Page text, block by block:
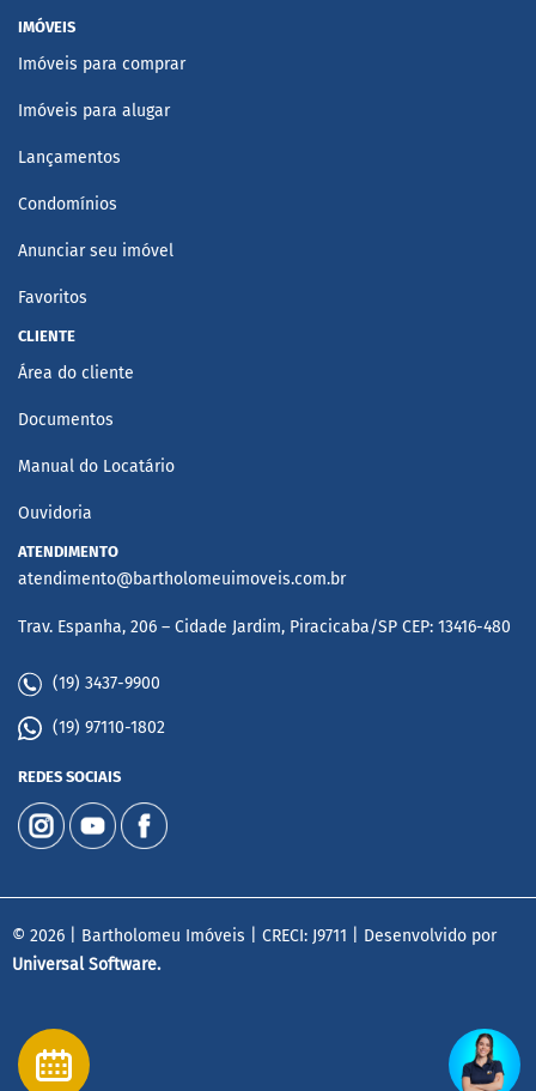
IMÓVEIS
Imóveis para comprar
Imóveis para alugar
Lançamentos
Condomínios
Anunciar seu imóvel
Favoritos
CLIENTE
Área do cliente
Documentos
Manual do Locatário
Ouvidoria
ATENDIMENTO
atendimento@bartholomeuimoveis.com.br
Trav. Espanha, 206 – Cidade Jardim, Piracicaba/SP CEP: 13416-480
(19) 3437-9900
(19) 97110-1802
REDES SOCIAIS
© 2026 | Bartholomeu Imóveis | CRECI: J9711 | Desenvolvido por
Universal Software.